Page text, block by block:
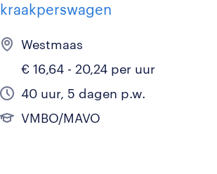
kraakperswagen
Westmaas
€ 16,64 - 20,24 per uur
40 uur, 5 dagen p.w.
VMBO/MAVO